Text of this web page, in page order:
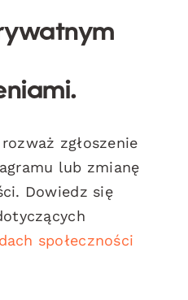
zgłoszenie
lub zmianę
Dowiedz się
społeczności